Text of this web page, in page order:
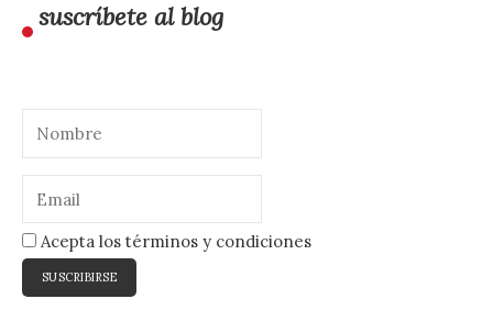
suscríbete al blog
Acepta los términos y condiciones